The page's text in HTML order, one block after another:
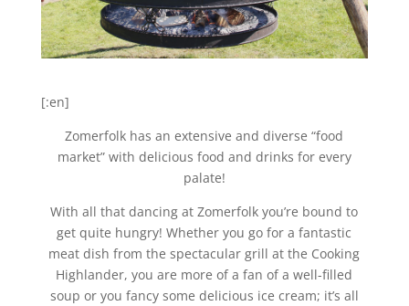
[:en]
Zomerfolk has an extensive and diverse “food
market” with delicious food and drinks for every
palate!
With all that dancing at Zomerfolk you’re bound to
get quite hungry! Whether you go for a fantastic
meat dish from the spectacular grill at the Cooking
Highlander, you are more of a fan of a well-filled
soup or you fancy some delicious ice cream; it’s all